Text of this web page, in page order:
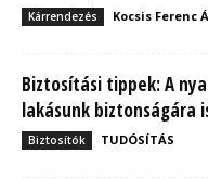
Kárrendezés Kocsis Ferenc
Biztosítási tippek: A
lakásunk biztonságára
Biztosítók TUDÓSÍTÁS